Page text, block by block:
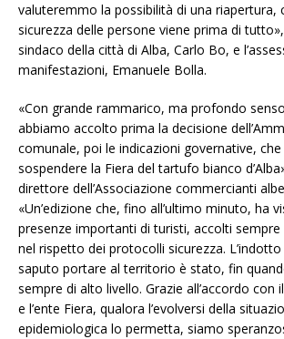
valuteremmo la possibilità di una riapertura,
sicurezza delle persone viene prima di
sindaco della città di Alba, Carlo Bo, e
manifestazioni, Emanuele Bolla.
«Con grande rammarico, ma profondo
abbiamo accolto prima la decisione
comunale, poi le indicazioni governative,
sospendere la Fiera del tartufo bianco
direttore dell’Associazione commercianti
«Un’edizione che, fino all’ultimo minuto, ha
presenze importanti di turisti, accolti
nel rispetto dei protocolli sicurezza.
saputo portare al territorio è stato, fin
sempre di alto livello. Grazie all’accordo con
e l’ente Fiera, qualora l’evolversi della
epidemiologica lo permetta, siamo